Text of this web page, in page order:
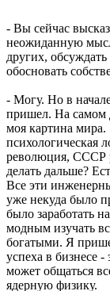
- Вы сейчас
неожиданную
других,
обосновать
- Могу. Но в
пришел. На самом
моя картина
психологическая
революция, СССР
делать дальше?
Все эти
уже некуда было
было заработать
модным изучать
богатыми. Я
успеха в бизнесе
может общаться
ядерную физику.